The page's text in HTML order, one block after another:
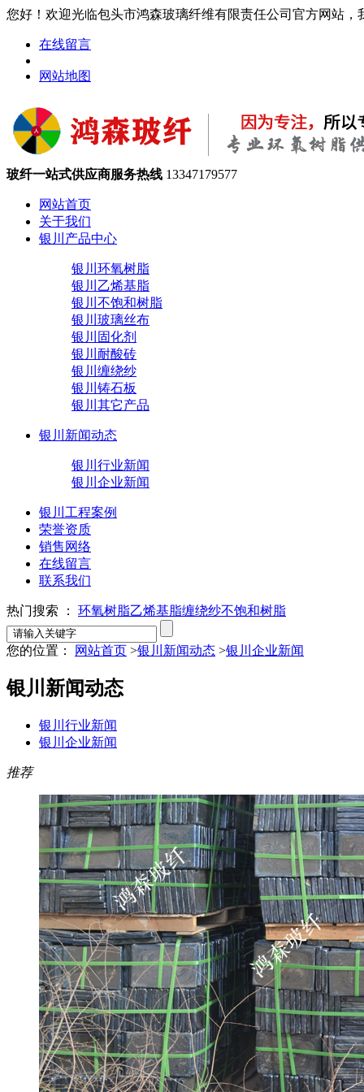
您好！欢迎光临包头市鸿森玻璃纤维有限责任公司官方网站，
在线留言
网站地图
玻纤一站式供应商服务热线 13347179577
网站首页
关于我们
银川产品中心
银川环氧树脂
银川乙烯基脂
银川不饱和树脂
银川玻璃丝布
银川固化剂
银川耐酸砖
银川缠绕纱
银川铸石板
银川其它产品
银川新闻动态
银川行业新闻
银川企业新闻
银川工程案例
荣誉资质
销售网络
在线留言
联系我们
热门搜索 ： 环氧树脂乙烯基脂缠绕纱不饱和树脂
您的位置： 网站首页 >银川新闻动态 >银川企业新闻
银川新闻动态
银川行业新闻
银川企业新闻
推荐